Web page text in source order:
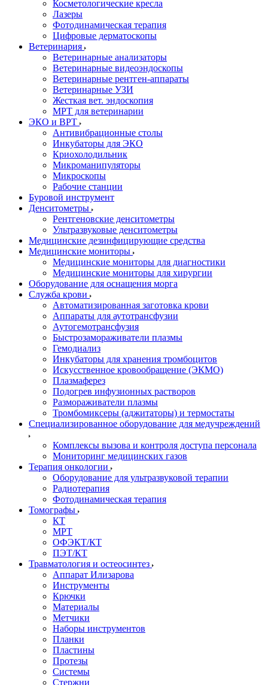
Косметологические кресла
Лазеры
Фотодинамическая терапия
Цифровые дерматоскопы
Ветеринария
Ветеринарные анализаторы
Ветеринарные видеоэндоскопы
Ветеринарные рентген-аппараты
Ветеринарные УЗИ
Жесткая вет. эндоскопия
МРТ для ветеринарии
ЭКО и ВРТ
Антивибрационные столы
Инкубаторы для ЭКО
Криохолодильник
Микроманипуляторы
Микроскопы
Рабочие станции
Буровой инструмент
Денситометры
Рентгеновские денситометры
Ультразвуковые денситометры
Медицинские дезинфицирующие средства
Медицинские мониторы
Медицинские мониторы для диагностики
Медицинские мониторы для хирургии
Оборудование для оснащения морга
Служба крови
Автоматизированная заготовка крови
Аппараты для аутотрансфузии
Аутогемотрансфузия
Быстрозамораживатели плазмы
Гемодиализ
Инкубаторы для хранения тромбоцитов
Искусственное кровообращение (ЭКМО)
Плазмаферез
Подогрев инфузионных растворов
Размораживатели плазмы
Тромбомиксеры (аджитаторы) и термостаты
Специализированное оборудование для медучреждений
Комплексы вызова и контроля доступа персонала
Мониторинг медицинских газов
Терапия онкологии
Оборудование для ультразвуковой терапии
Радиотерапия
Фотодинамическая терапия
Томографы
КТ
МРТ
ОФЭКТ/КТ
ПЭТ/КТ
Травматология и остеосинтез
Аппарат Илизарова
Инструменты
Крючки
Материалы
Метчики
Наборы инструментов
Планки
Пластины
Протезы
Системы
Стержни